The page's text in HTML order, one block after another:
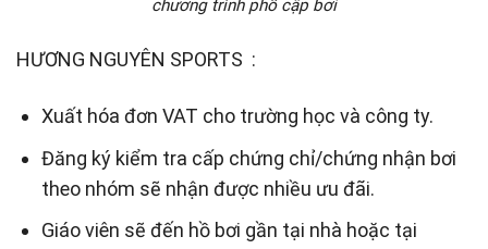
chương trình phổ cập bơi
HƯƠNG NGUYÊN SPORTS :
Xuất hóa đơn VAT cho trường học và công ty.
Đăng ký kiểm tra cấp chứng chỉ/chứng nhận bơi
theo nhóm sẽ nhận được nhiều ưu đãi.
Giáo viên sẽ đến hồ bơi gần tại nhà hoặc tại